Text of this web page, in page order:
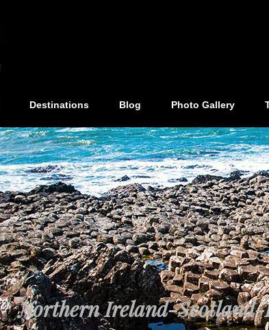
Destinations Blog Photo Gallery
Northern Ireland-
เส้นทาง Egypt-Jordan